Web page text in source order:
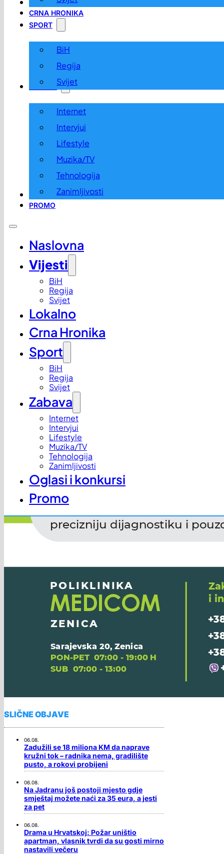
LOKALNO
CRNA HRONIKA
SPORT
BiH
Regija
Svijet
ZABAVA
Internet
Intervjui
Lifestyle
Muzika/TV
Tehnologija
Zanimljivosti
OGLASI I KONKURSI
PROMO
Naslovna
Vijesti
BiH
Regija
Svijet
Lokalno
Crna Hronika
Sport
BiH
Regija
Svijet
Zabava
Internet
Intervjui
Lifestyle
Muzika/TV
Tehnologija
Zanimljivosti
Oglasi i konkursi
Promo
SLIČNE OBJAVE
06.08.
Zadužili se 18 miliona KM da naprave
kružni tok – radnika nema, gradilište
pusto, a rokovi probijeni
06.08.
Na Jadranu još postoji mjesto gdje
smještaj možete naći za 35 eura, a jesti
za pet
06.08.
Drama u Hrvatskoj: Požar uništio
apartman, vlasnik tvrdi da su gosti mirno
nastavili večeru